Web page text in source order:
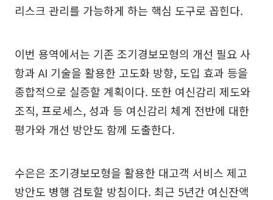
리스크 관리를 가능하게 하는 핵심 도구로 꼽힌다.
이번 용역에서는 기존 조기경보모형의 개선 필요 사
항과 AI 기술을 활용한 고도화 방향, 도입 효과 등을
종합적으로 실증할 계획이다. 또한 여신감리 제도와
조직, 프로세스, 성과 등 여신감리 체계 전반에 대한
평가와 개선 방안도 함께 도출한다.
수은은 조기경보모형을 활용한 대고객 서비스 제고
방안도 병행 검토할 방침이다. 최근 5년간 여신잔액